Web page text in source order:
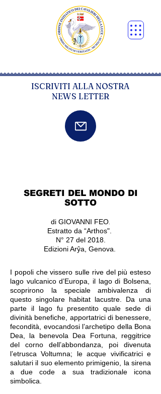
ISCRIVITI ALLA NOSTRA
NEWS LETTER
SEGRETI DEL MONDO DI
SOTTO
di GIOVANNI FEO
Estratto da “Arthos".
N° 27 del 2018.
Edizioni Arŷa, Genova.
I popoli che vissero sulle rive del più esteso
lago vulcanico d’Europa, il lago di Bolsena,
scoprirono la speciale ambivalenza di
questo singolare habitat lacustre. Da una
parte il lago fu presentito quale sede di
divinità benefiche, apportatrici di benessere,
fecondità, evocandosi l’archetipo della Bona
Dea, la benevola Dea Fortuna, reggitrice
del corno dell’abbondanza, poi divenuta
l’etrusca Voltumna; le acque vivificatrici e
salutari il suo elemento primigenio, la sirena
a due code a sua tradizionale icona
simbolica.